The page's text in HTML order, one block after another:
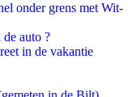
onder grens met Wit-
auto ?
in de vakantie